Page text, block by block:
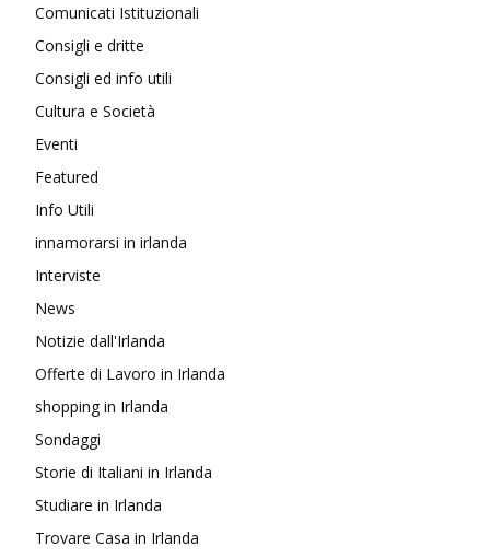
Comunicati Istituzionali
Consigli e dritte
Consigli ed info utili
Cultura e Società
Eventi
Featured
Info Utili
innamorarsi in irlanda
Interviste
News
Notizie dall'Irlanda
Offerte di Lavoro in Irlanda
shopping in Irlanda
Sondaggi
Storie di Italiani in Irlanda
Studiare in Irlanda
Trovare Casa in Irlanda